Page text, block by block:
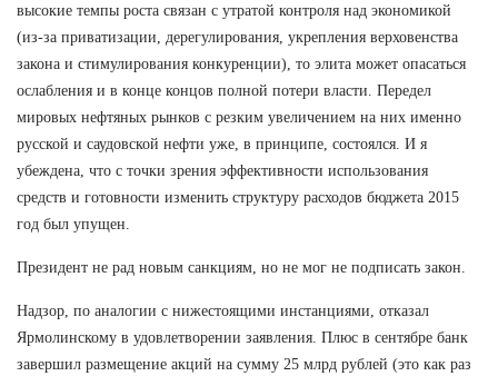
высокие темпы роста связан с утратой контроля над экономикой
(из-за приватизации, дерегулирования, укрепления верховенства
закона и стимулирования конкуренции), то элита может опасаться
ослабления и в конце концов полной потери власти. Передел
мировых нефтяных рынков с резким увеличением на них именно
русской и саудовской нефти уже, в принципе, состоялся. И я
убеждена, что с точки зрения эффективности использования
средств и готовности изменить структуру расходов бюджета 2015
год был упущен.
Президент не рад новым санкциям, но не мог не подписать закон.
Надзор, по аналогии с нижестоящими инстанциями, отказал
Ярмолинскому в удовлетворении заявления. Плюс в сентябре банк
завершил размещение акций на сумму 25 млрд рублей (это как раз